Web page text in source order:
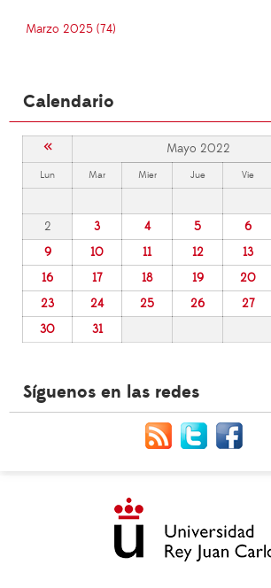
Marzo 2025 (74)
Calendario
« Mayo 2022
Lun Mar Mier Jue Vie
2
3 4 5 6
9
10 11 12 13
16
17 18 19 20
23
24 25 26 27
30
31
Síguenos en las redes